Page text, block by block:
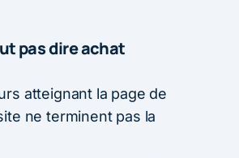
pas dire achat
atteignant la page de
ne terminent pas la